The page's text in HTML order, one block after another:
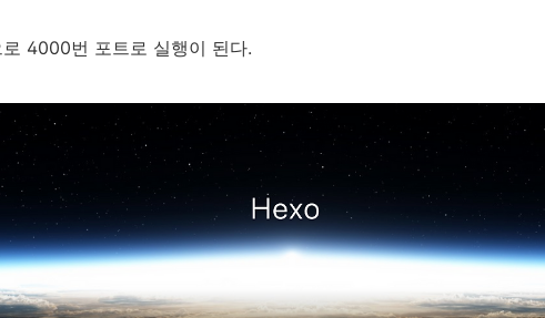
4000번 포트로 실행이 된다.